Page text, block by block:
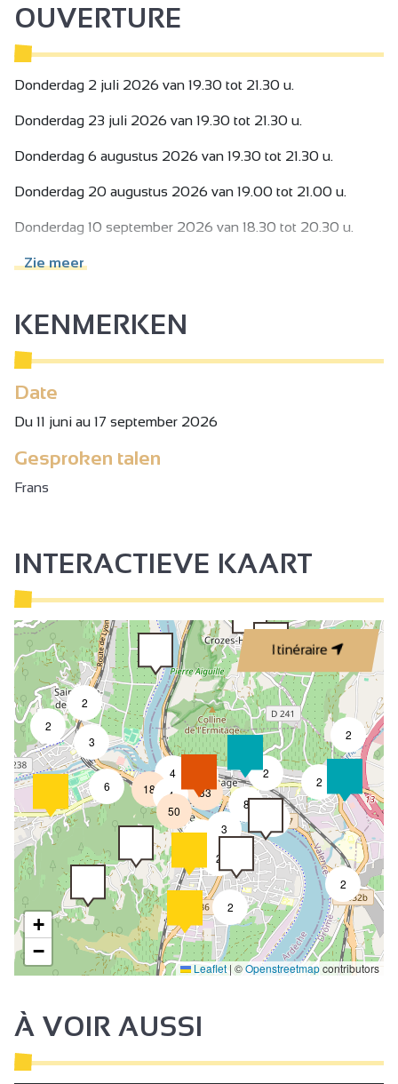
OUVERTURE
Donderdag 2 juli 2026 van 19.30 tot 21.30 u.
Donderdag 23 juli 2026 van 19.30 tot 21.30 u.
Donderdag 6 augustus 2026 van 19.30 tot 21.30 u.
Donderdag 20 augustus 2026 van 19.00 tot 21.00 u.
Donderdag 10 september 2026 van 18.30 tot 20.30 u.
Donderdag 17 september 2026 van 18.30 tot 20.30 u.
Zie meer
KENMERKEN
Date
Du 11 juni au 17 september 2026
Gesproken talen
Frans
INTERACTIEVE KAART
Itinéraire
2
2
2
2
2
2
2
8
2
3
6
4
4
18
2
3
50
33
+
−
Leaflet| ©Openstreetmapcontributors
À VOIR AUSSI